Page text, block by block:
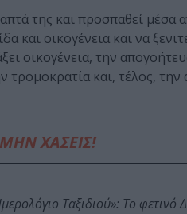
της και προσπαθεί μέσα
και οικογένεια και να
οικογένεια, την
και, τέλος,
ΜΗΝ ΧΑΣΕΙΣ!
Ταξιδιού»: Το